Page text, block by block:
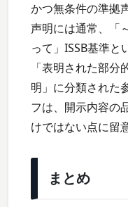
かつ無条件の準拠
声明には通常、「
って」ISSB基準と
「表明された部
明」に分類された
フは、開示内容の
けではない点に留
まとめ